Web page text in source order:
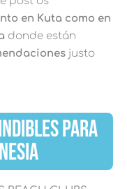
en Kuta como en
donde están
justo
PARA